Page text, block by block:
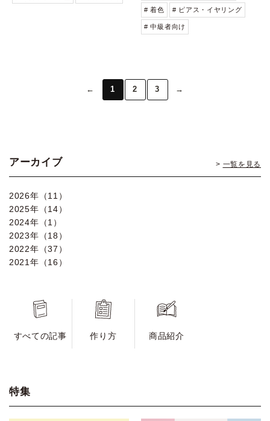
# 着色 # ピアス・イヤリング
# 中級者向け
← 1 2 3 →
アーカイブ 一覧を見る
2026年（11）
2025年（14）
2024年（1）
2023年（18）
2022年（37）
2021年（16）
すべての記事 作り方 商品紹介
特集